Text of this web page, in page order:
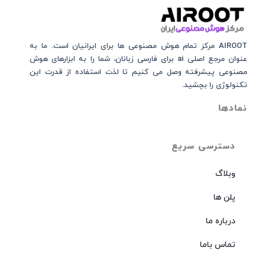
دسترسی سریع
وبلاگ
پلن ها
درباره ما
تماس باما
AIROOT مرکز تمام هوش مصنوعی‌‌‌ ها برای ایرانیان است. ما به
عنوان مرجع اصلی ai برای فارسی زبانان، شما را به ابزارهای هوش
مصنوعی پیشرفته وصل می کنیم تا لذت استفاده از قدرت این
تکنولوژی را بچشید.
نمادها